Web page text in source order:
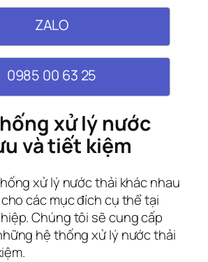
ZALO
0985 00 63 25
xử lý nước
và tiết kiệm
xử lý nước thải khác nhau
các mục đích cụ thể tại
Chúng tôi sẽ cung cấp
hệ thống xử lý nước thải